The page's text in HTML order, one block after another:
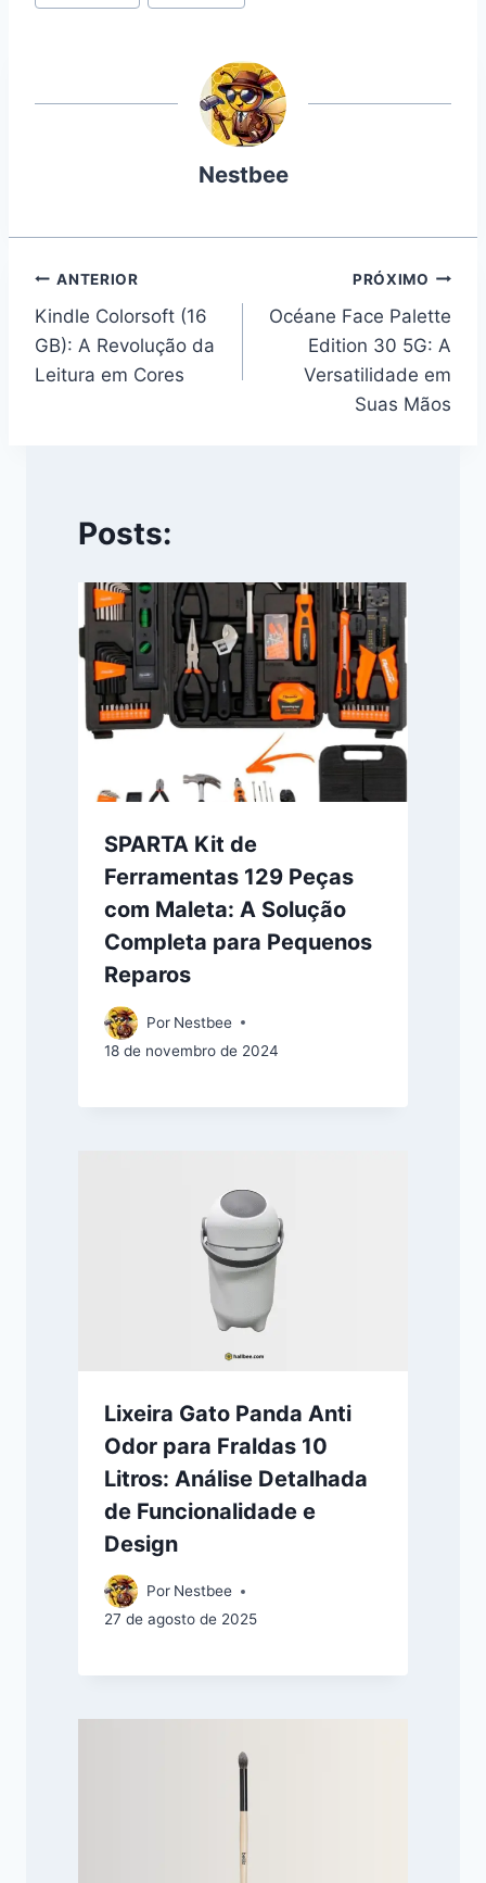
Nestbee
Navegação
de
Post
ANTERIOR
Kindle Colorsoft (16
GB): A Revolução da
Leitura em Cores
PRÓXIMO
Océane Face Palette
Edition 30 5G: A
Versatilidade em
Suas Mãos
Posts:
SPARTA Kit de
Ferramentas 129 Peças
com Maleta: A Solução
Completa para Pequenos
Reparos
Por Nestbee
18 de novembro de 2024
Lixeira Gato Panda Anti
Odor para Fraldas 10
Litros: Análise Detalhada
de Funcionalidade e
Design
Por Nestbee
27 de agosto de 2025